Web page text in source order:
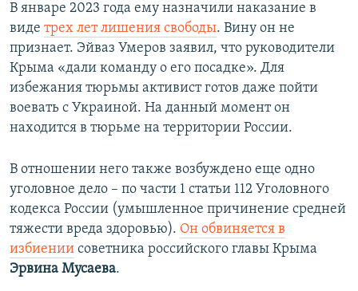
В январе 2023 года ему назначили наказание в
виде трех лет лишения свободы. Вину он не
признает. Эйваз Умеров заявил, что руководители
Крыма «дали команду о его посадке». Для
избежания тюрьмы активист готов даже пойти
воевать с Украиной. На данный момент он
находится в тюрьме на территории России.
В отношении него также возбуждено еще одно
уголовное дело – по части 1 статьи 112 Уголовного
кодекса России (умышленное причинение средней
тяжести вреда здоровью). Он обвиняется в
избиении советника российского главы Крыма
Эрвина Мусаева.